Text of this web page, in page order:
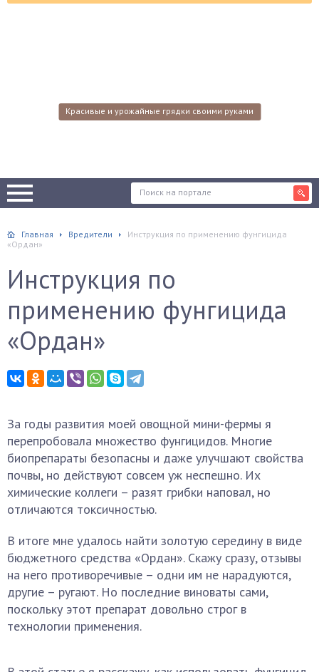
Красивые и урожайные грядки своими руками
Главная Вредители
Инструкция по применению фунгицида
«Ордан»
Инструкция по
применению фунгицида
«Ордан»
За годы развития моей овощной мини-фермы я
перепробовала множество фунгицидов. Многие
биопрепараты безопасны и даже улучшают свойства
почвы, но действуют совсем уж неспешно. Их
химические коллеги – разят грибки наповал, но
отличаются токсичностью.
В итоге мне удалось найти золотую середину в виде
бюджетного средства «Ордан». Скажу сразу, отзывы
на него противоречивые – одни им не нарадуются,
другие – ругают. Но последние виноваты сами,
поскольку этот препарат довольно строг в
технологии применения.